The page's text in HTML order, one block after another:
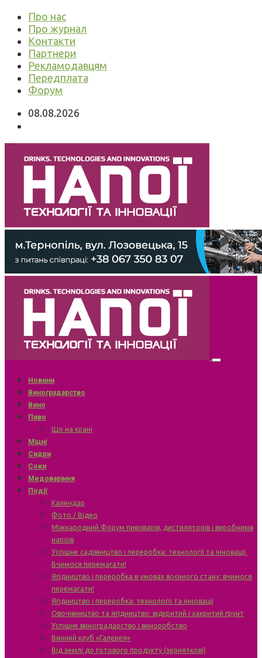
Про нас
Про журнал
Контакти
Партнери
Рекламодавцям
Передплата
Форум
08.08.2026
Новини
Виноградарство
Вино
Пиво
Що на крані
Міцні
Сидри
Соки
Медоваріння
Події
Календар
Фото / Відео
Міжнародний Форум пивоварів, дистиляторів і виробників
напоїв
Успішне садівництво і переробка: технології та інновації.
Вчимося перемагати!
Ягідництво і переробка в умовах воєнного стану: вчимося
перемагати!
Ягідництво і переробка: технології та інновації
Овочівництво та ягідництво: відкритий і закритий ґрунт
Успішне виноградарство і виноробство
Винний клуб «Галерея»
Від землі до готового продукту (зерняткові)